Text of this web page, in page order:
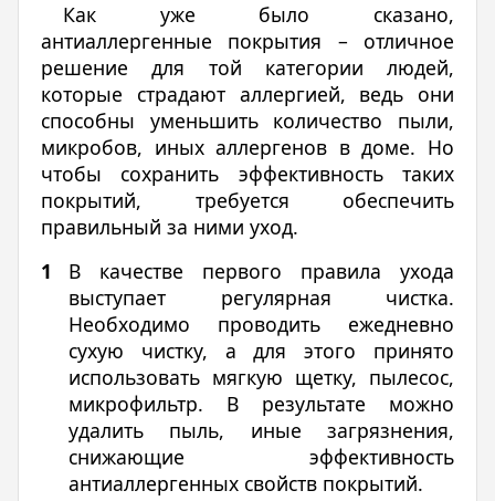
Как уже было сказано,
антиаллергенные покрытия – отличное
решение для той категории людей,
которые страдают аллергией, ведь они
способны уменьшить количество пыли,
микробов, иных аллергенов в доме. Но
чтобы сохранить эффективность таких
покрытий, требуется обеспечить
правильный за ними уход.
В качестве первого правила ухода
выступает регулярная чистка.
Необходимо проводить ежедневно
сухую чистку, а для этого принято
использовать мягкую щетку, пылесос,
микрофильтр. В результате можно
удалить пыль, иные загрязнения,
снижающие эффективность
антиаллергенных свойств покрытий.